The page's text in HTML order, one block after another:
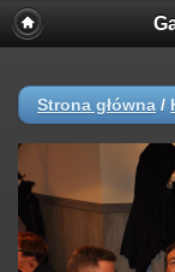
Strona główna /